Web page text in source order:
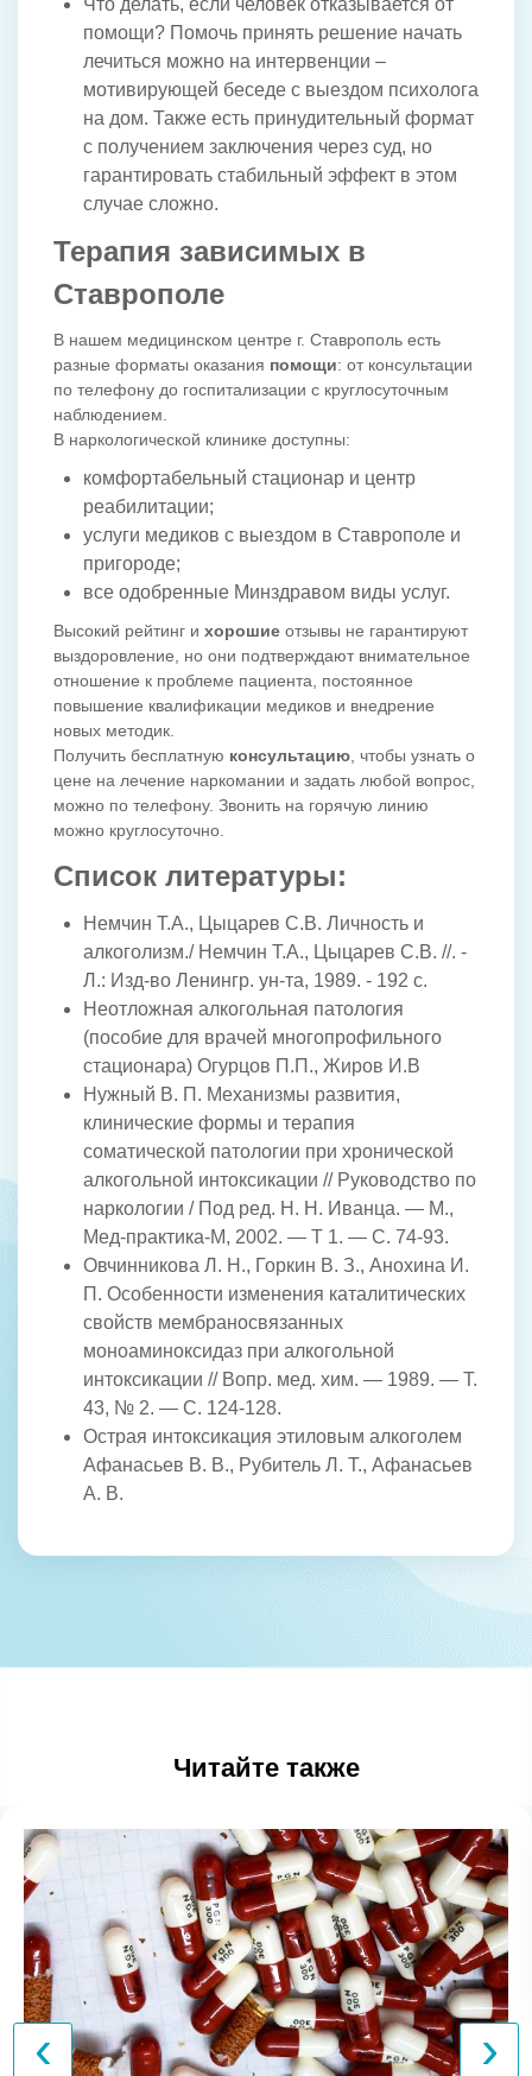
помощи? Помочь принять решение начать
лечиться можно на интервенции –
мотивирующей беседе с выездом психолога
на дом. Также есть принудительный формат
с получением заключения через суд, но
гарантировать стабильный эффект в этом
случае сложно.
Терапия зависимых в
Ставрополе
В нашем медицинском центре г. Ставрополь есть
разные форматы оказания помощи: от консультации
по телефону до госпитализации с круглосуточным
наблюдением.
В наркологической клинике доступны:
комфортабельный стационар и центр
реабилитации;
услуги медиков с выездом в Ставрополе и
пригороде;
все одобренные Минздравом виды услуг.
Высокий рейтинг и хорошие отзывы не гарантируют
выздоровление, но они подтверждают внимательное
отношение к проблеме пациента, постоянное
повышение квалификации медиков и внедрение
новых методик.
Получить бесплатную консультацию , чтобы узнать о
цене на лечение наркомании и задать любой вопрос,
можно по телефону. Звонить на горячую линию
можно круглосуточно.
Список литературы:
Немчин Т.А., Цыцарев С.В. Личность и
алкоголизм./ Немчин Т.А., Цыцарев С.В. //. -
Л.: Изд-во Ленингр. ун-та, 1989. - 192 с.
Неотложная алкогольная патология
(пособие для врачей многопрофильного
стационара) Огурцов П.П., Жиров И.В
Нужный В. П. Механизмы развития,
клинические формы и терапия
соматической патологии при хронической
алкогольной интоксикации // Руководство по
наркологии / Под ред. Н. Н. Иванца. — М.,
Мед-практика-М, 2002. — Т 1. — С. 74-93.
Овчинникова Л. Н., Горкин В. З., Анохина И.
П. Особенности изменения каталитических
свойств мембраносвязанных
моноаминоксидаз при алкогольной
интоксикации // Вопр. мед. хим. — 1989. — Т.
43, № 2. — С. 124-128.
Острая интоксикация этиловым алкоголем
Афанасьев В. В., Рубитель Л. Т., Афанасьев
А. В.
Читайте также
‹ ›